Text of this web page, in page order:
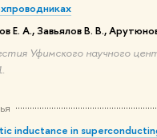
Е. А., Завьялов В. В.,
Уфимского научного
inductance in